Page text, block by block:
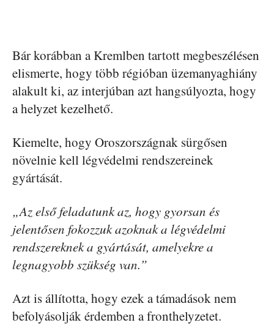
Bár korábban a Kremlben tartott megbeszélésen
elismerte, hogy több régióban üzemanyaghiány
alakult ki, az interjúban azt hangsúlyozta, hogy
a helyzet kezelhető.
Kiemelte, hogy Oroszországnak sürgősen
növelnie kell légvédelmi rendszereinek
gyártását.
„Az első feladatunk az, hogy gyorsan és
jelentősen fokozzuk azoknak a légvédelmi
rendszereknek a gyártását, amelyekre a
legnagyobb szükség van.”
Azt is állította, hogy ezek a támadások nem
befolyásolják érdemben a fronthelyzetet.